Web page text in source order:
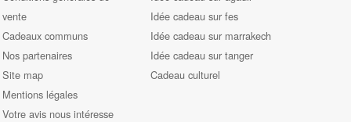
vente
Cadeaux communs
Nos partenaires
Site map
Mentions légales
Votre avis nous intéresse
Idée cadeau sur fes
Idée cadeau sur marrakech
Idée cadeau sur tanger
Cadeau culturel